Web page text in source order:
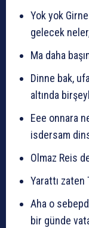
Yok yok
gelecek
Ma daha
Dinne bak,
altında
Eee onnara
isdersam
Olmaz Reis
Yarattı zaten
Aha o
bir günde